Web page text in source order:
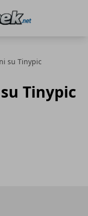
su Tinypic
Tinypic